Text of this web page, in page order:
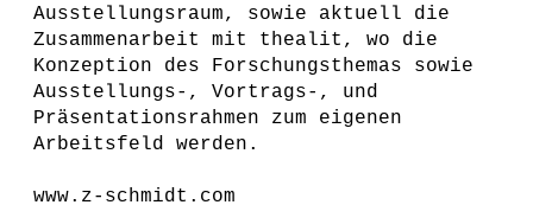
Ausstellungsraum, sowie aktuell die
Zusammenarbeit mit thealit, wo die
Konzeption des Forschungsthemas sowie
Ausstellungs-, Vortrags-, und
Präsentationsrahmen zum eigenen
Arbeitsfeld werden.
www.z-schmidt.com